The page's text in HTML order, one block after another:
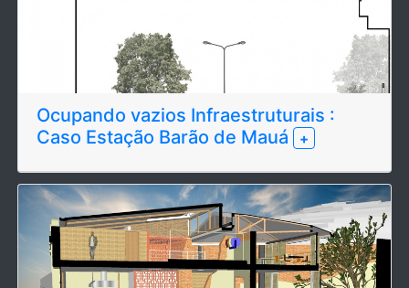
Ocupando vazios Infraestruturais :
Caso Estação Barão de Mauá
+